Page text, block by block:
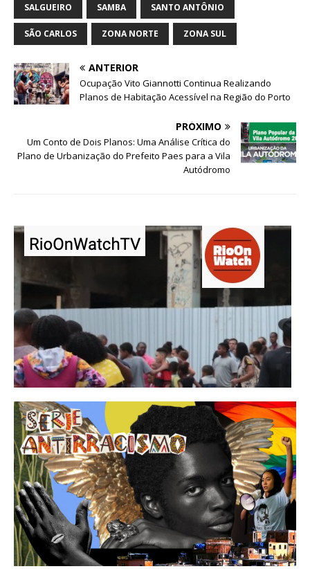
SALGUEIRO SAMBA SANTO ANTÔNIO
SÃO CARLOS ZONA NORTE ZONA SUL
ANTERIOR
Ocupação Vito Giannotti Continua Realizando
Planos de Habitação Acessível na Região do Porto
PRÓXIMO
Um Conto de Dois Planos: Uma Análise Crítica do
Plano de Urbanização do Prefeito Paes para a Vila
Autódromo